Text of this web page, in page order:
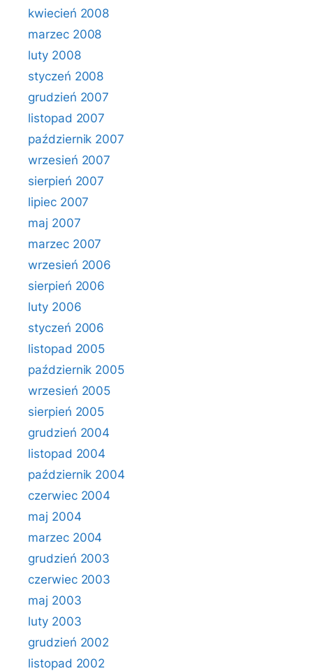
kwiecień 2008
marzec 2008
luty 2008
styczeń 2008
grudzień 2007
listopad 2007
październik 2007
wrzesień 2007
sierpień 2007
lipiec 2007
maj 2007
marzec 2007
wrzesień 2006
sierpień 2006
luty 2006
styczeń 2006
listopad 2005
październik 2005
wrzesień 2005
sierpień 2005
grudzień 2004
listopad 2004
październik 2004
czerwiec 2004
maj 2004
marzec 2004
grudzień 2003
czerwiec 2003
maj 2003
luty 2003
grudzień 2002
listopad 2002